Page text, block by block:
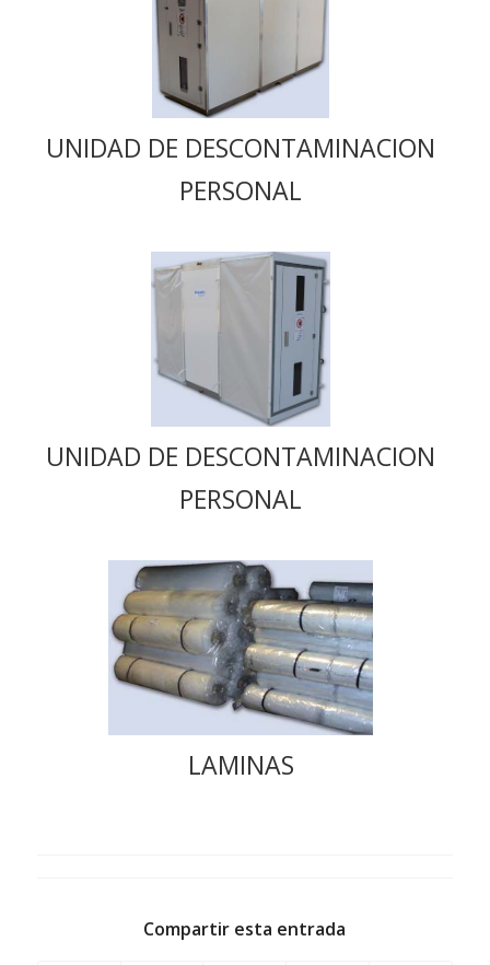
UNIDAD DE DESCONTAMINACION
PERSONAL
UNIDAD DE DESCONTAMINACION
PERSONAL
LAMINAS
Compartir esta entrada